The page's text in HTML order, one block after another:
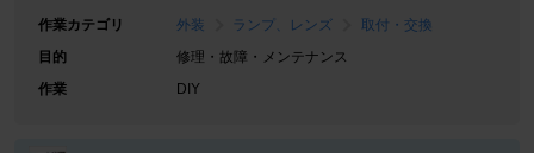
作業カテゴリ
外装 ランプ、レンズ
取付・交換
目的
修理・故障・メンテナンス
作業
DIY